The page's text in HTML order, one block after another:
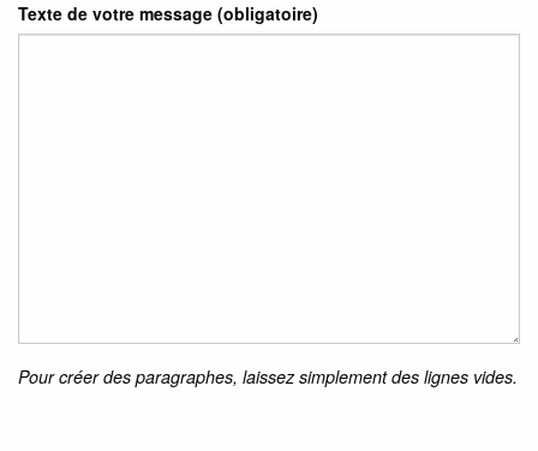
Texte de votre message (obligatoire)
Pour créer des paragraphes, laissez simplement des lignes vides.